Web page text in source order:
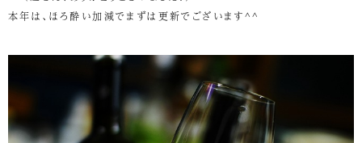
本年は、ほろ酔い加減でまずは更新でございます^^